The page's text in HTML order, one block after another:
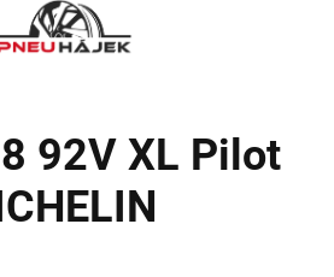
92V XL Pilot